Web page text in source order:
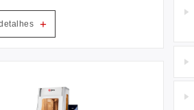
tridimensional líder no
em larga escala e método
fácil e humanizado.
+